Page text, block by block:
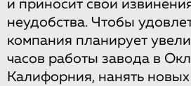
и приносит свои
неудобства. Чтобы
компания планирует
часов работы завода в
Калифорния, нанять